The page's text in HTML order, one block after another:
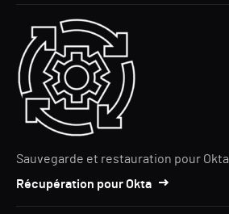
Sauvegarde et restauration pour Okta
Récupération pour Okta